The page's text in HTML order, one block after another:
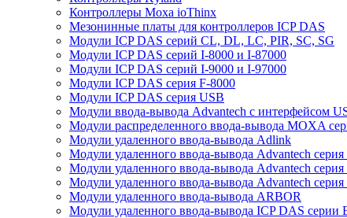
Контроллеры Moxa ioThinx
Мезонинные платы для контроллеров ICP DAS
Модули ICP DAS серий CL, DL, LC, PIR, SC, SG
Модули ICP DAS серий I-8000 и I-87000
Модули ICP DAS серий I-9000 и I-97000
Модули ICP DAS серия F-8000
Модули ICP DAS серия USB
Модули ввода-вывода Advantech с интерфейсом
Модули распределенного ввода-вывода MOXA
Модули удаленного ввода-вывода Adlink
Модули удаленного ввода-вывода Advantech
Модули удаленного ввода-вывода Advantech
Модули удаленного ввода-вывода Advantech
Модули удаленного ввода-вывода ARBOR
Модули удаленного ввода-вывода ICP DAS серии